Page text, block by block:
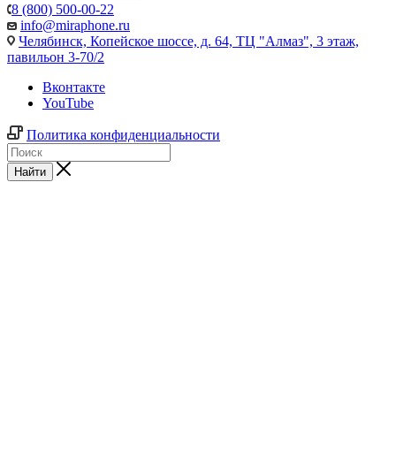
8 (800) 500-00-22
info@miraphone.ru
Челябинск, Копейское шоссе, д. 64, ТЦ "Алмаз", 3 этаж,
павильон 3-70/2
Вконтакте
YouTube
Политика конфиденциальности
Найти